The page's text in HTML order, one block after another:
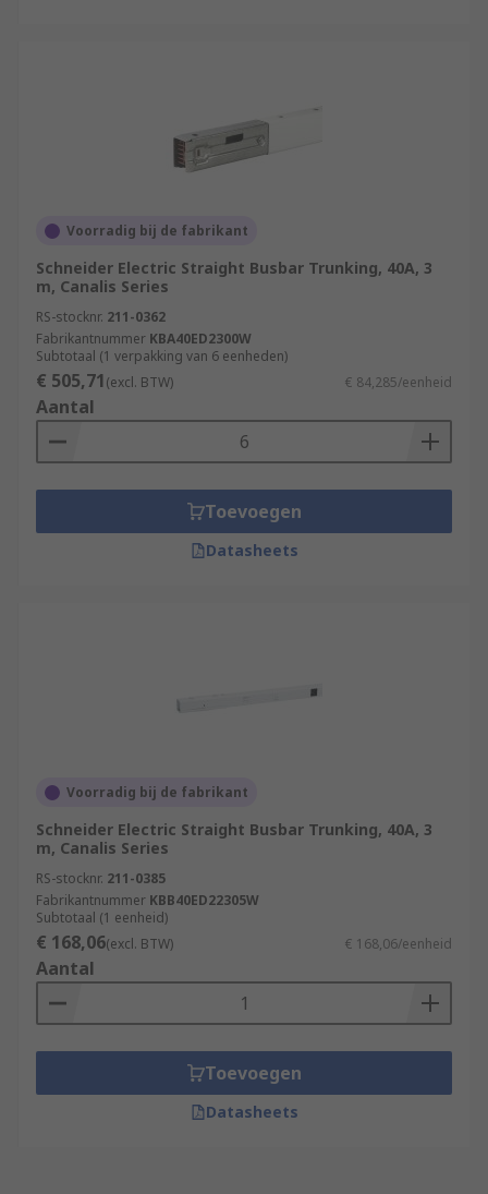
Voorradig bij de fabrikant
Schneider Electric Straight Busbar Trunking, 40A, 3
m, Canalis Series
RS-stocknr. 211-0362
Fabrikantnummer KBA40ED2300W
Subtotaal (1 verpakking van 6 eenheden)
€ 505,71(excl. BTW) € 84,285/eenheid
Aantal
Toevoegen
Datasheets
Voorradig bij de fabrikant
Schneider Electric Straight Busbar Trunking, 40A, 3
m, Canalis Series
RS-stocknr. 211-0385
Fabrikantnummer KBB40ED22305W
Subtotaal (1 eenheid)
€ 168,06(excl. BTW) € 168,06/eenheid
Aantal
Toevoegen
Datasheets